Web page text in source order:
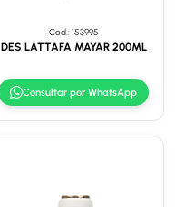
Cod.: 153995
DES LATTAFA MAYAR 200ML
Consultar por WhatsApp